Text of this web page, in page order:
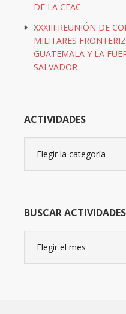
DE LA CFAC
XXXIII REUNIÓN DE
MILITARES
GUATEMALA Y LA
SALVADOR
ACTIVIDADES
BUSCAR
actividades
por